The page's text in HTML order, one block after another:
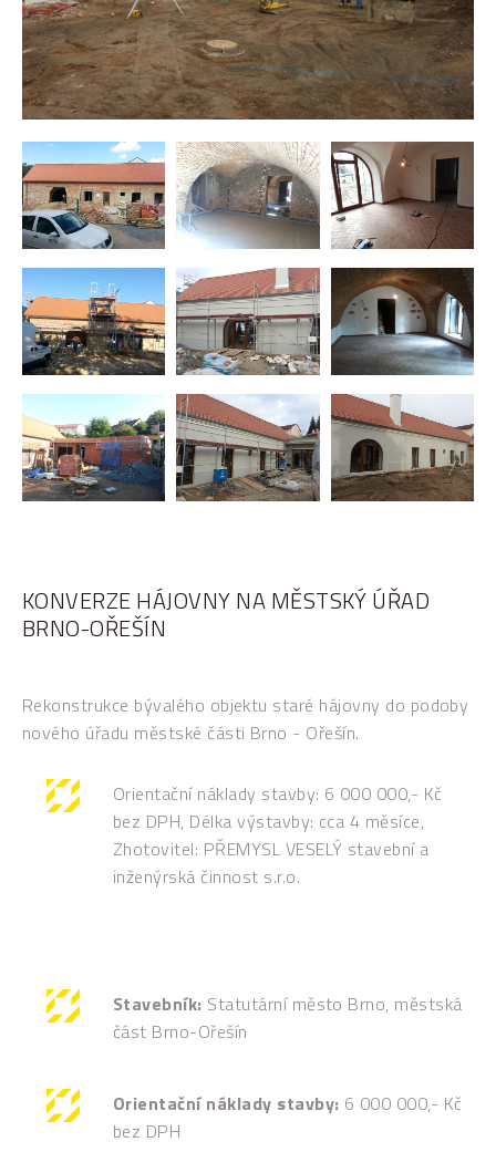
KONVERZE HÁJOVNY NA MĚSTSKÝ ÚŘAD
BRNO-OŘEŠÍN
Rekonstrukce bývalého objektu staré hájovny do podoby
nového úřadu městské části Brno - Ořešín.
Orientační náklady stavby: 6 000 000,- Kč
bez DPH, Délka výstavby: cca 4 měsíce,
Zhotovitel: PŘEMYSL VESELÝ stavební a
inženýrská činnost s.r.o.
Stavebník: Statutární město Brno, městská
část Brno-Ořešín
Orientační náklady stavby: 6 000 000,- Kč
bez DPH